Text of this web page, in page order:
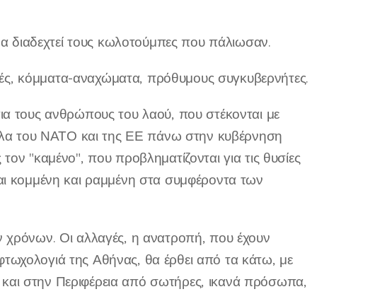
διαδεχτεί τους κωλοτούμπες που πάλιωσαν.
κόμματα-αναχώματα, πρόθυμους συγκυβερνήτες.
τους ανθρώπους του λαού, που στέκονται με
του ΝΑΤΟ και της ΕΕ πάνω στην κυβέρνηση
"καμένο", που προβληματίζονται για τις θυσίες
κομμένη και ραμμένη στα συμφέροντα των
χρόνων. Οι αλλαγές, η ανατροπή, που έχουν
φτωχολογιά της Αθήνας, θα έρθει από τα κάτω, με
στην Περιφέρεια από σωτήρες, ικανά πρόσωπα,